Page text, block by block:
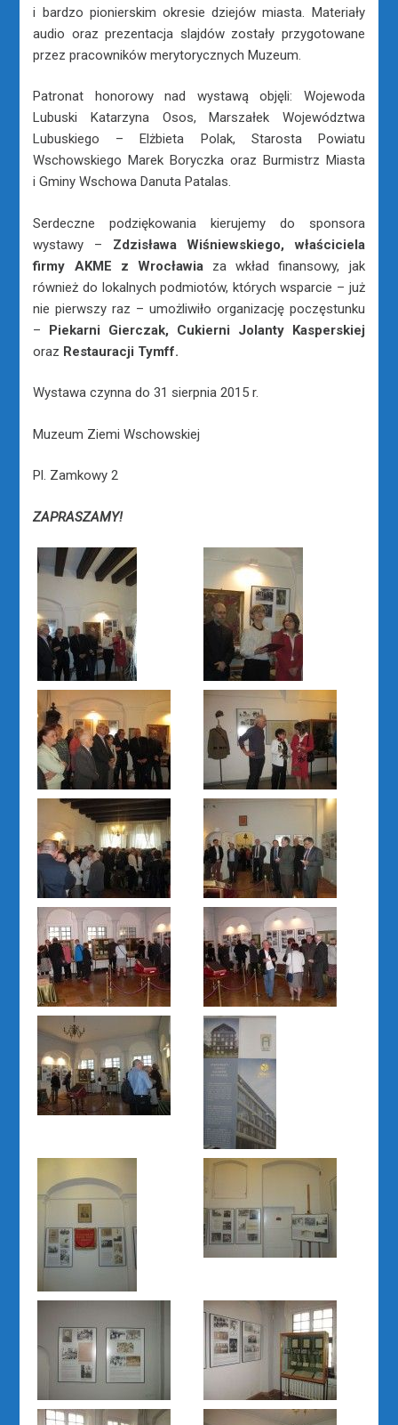
i bardzo pionierskim okresie dziejów miasta. Materiały
audio oraz prezentacja slajdów zostały przygotowane
przez pracowników merytorycznych Muzeum.
Patronat honorowy nad wystawą objęli: Wojewoda
Lubuski Katarzyna Osos, Marszałek Województwa
Lubuskiego – Elżbieta Polak, Starosta Powiatu
Wschowskiego Marek Boryczka oraz Burmistrz Miasta
i Gminy Wschowa Danuta Patalas.
Serdeczne podziękowania kierujemy do sponsora
wystawy – Zdzisława Wiśniewskiego, właściciela
firmy AKME z Wrocławiaza wkład finansowy, jak
również do lokalnych podmiotów, których wsparcie – już
nie pierwszy raz – umożliwiło organizację poczęstunku
– Piekarni Gierczak, Cukierni Jolanty Kasperskiej
oraz Restauracji Tymff.
Wystawa czynna do 31 sierpnia 2015 r.
Muzeum Ziemi Wschowskiej
Pl. Zamkowy 2
ZAPRASZAMY!